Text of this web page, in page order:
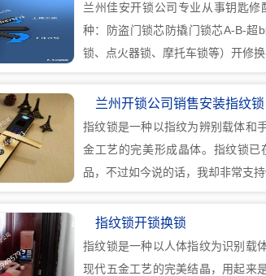
兰州佳安开锁公司专业从事钥匙
种：防盗门锁芯防撬门锁芯A-B-超
锁、点火器锁、摩托车锁等）开修
兰州开锁公司销售安装指纹锁
指纹锁是一种以指纹为辨别载体和
金工艺的完美形成晶体。指纹锁
品，不过如今说的话，我却非常支
指纹锁开锁换锁
指纹锁是一种以人体指纹为识别载
现代五金工艺的完美结晶，用起来